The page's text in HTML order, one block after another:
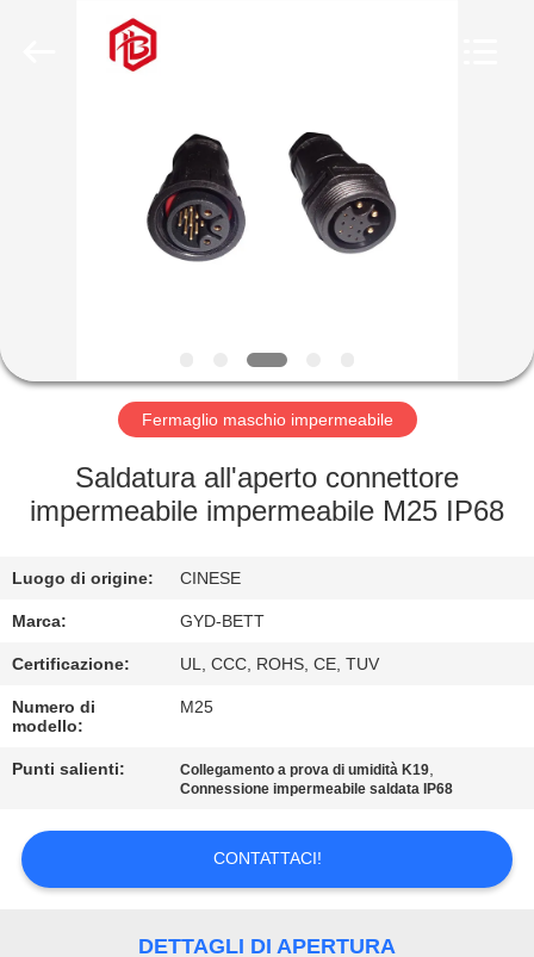
PRODOTTI
GIRO
FABBRICA
DI
QUALITÀ
MAPPA
DEL
SITO
PRIVACY
POLICY
Fermaglio maschio impermeabile
Saldatura all'aperto connettore
impermeabile impermeabile M25 IP68
Luogo di origine: CINESE
Marca: GYD-BETT
Certificazione: UL, CCC, ROHS, CE, TUV
Numero di
modello:
M25
Punti salienti: Collegamento a prova di umidità K19,
Connessione impermeabile saldata IP68
CONTATTACI!
DETTAGLI DI APERTURA